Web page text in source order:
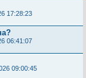
17:28:23
06:41:07
09:00:45